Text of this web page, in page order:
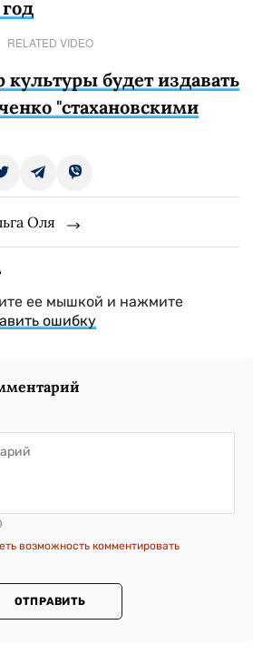
RELATED VIDEO
будет издавать
"стахановскими
Оля
ее мышкой и нажмите
ошибку
возможность комментировать
ОТПРАВИТЬ